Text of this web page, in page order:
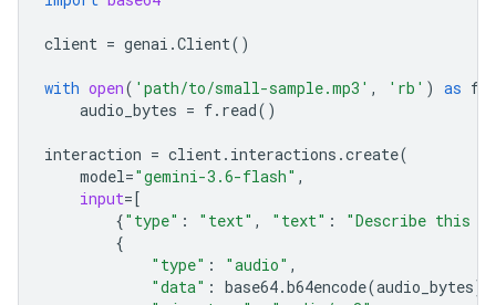
client = genai .Client()
with open( 'path/to/small-sample.mp3' , 'rb' ) as f
audio_bytes = f. read()
interaction = client . interactions .create(
model="gemini-3.6-flash" ,
input=[
{"type" : "text" , "text" :
"Describe this
{
"type" : "audio" ,
"data" : base64.b64encode(audio_bytes)